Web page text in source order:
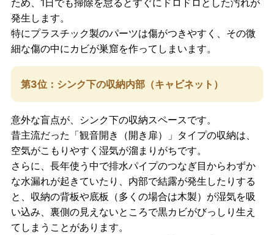
発生します。
特にプラスチック製のパーツは傷がつきやすく、その微
細な傷の中にカビが巣窟を作ってしまいます。
第3位：シンク下の収納内部（キャビネット）
意外な盲点が、シンク下の収納スペースです。
昔主流だった「観音開き（開き扉）」タイプの収納は、
空気がこもりやすく湿気が溜まりがちです。
さらに、長年使う中で排水パイプのつなぎ目からわずか
な水漏れが起きていたり、内部で結露が発生したりする
と、収納の背板や底板（多くの場合は木製）が湿気を吸
い込み、裏側の見えないところで黒カビがびっしり生え
てしまうことがあります。